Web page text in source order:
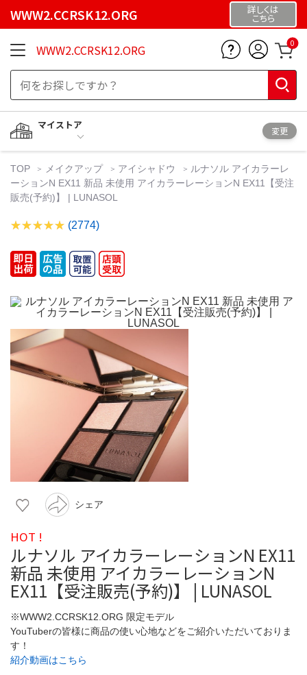
WWW2.CCRSK12.ORG 詳しくは
こちら
WWW2.CCRSK12.ORG 0
マイストア
変更
TOP メイクアップ アイシャドウ
ルナソル アイカラーレ
ーションN EX11 新品 未使用 アイカラーレーションN EX11【受注
販売(予約)】 | LUNASOL
(2774)
シェア
HOT !
ルナソル アイカラーレーションN EX11
新品 未使用 アイカラーレーションN
EX11【受注販売(予約)】 | LUNASOL
※WWW2.CCRSK12.ORG 限定モデル
YouTuberの皆様に商品の使い心地などをご紹介いただいておりま
す！
紹介動画はこちら